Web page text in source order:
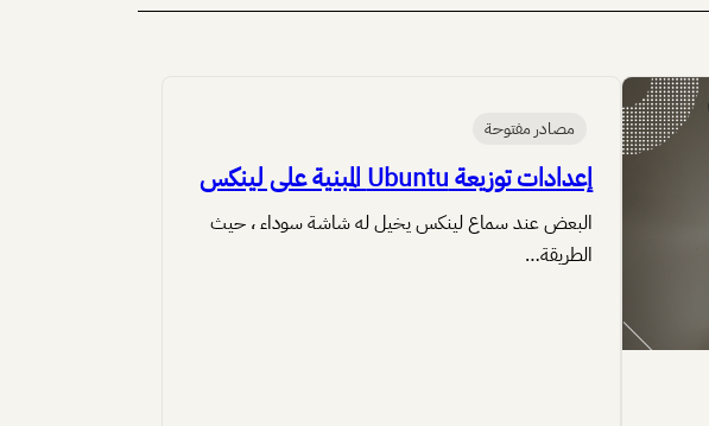
مصادر مفتوحة
إعدادات توزيعة Ubuntu المبنية على لينكس
البعض عند سماع لينكس يخيل له شاشة سوداء ، حيث
الطريقة…